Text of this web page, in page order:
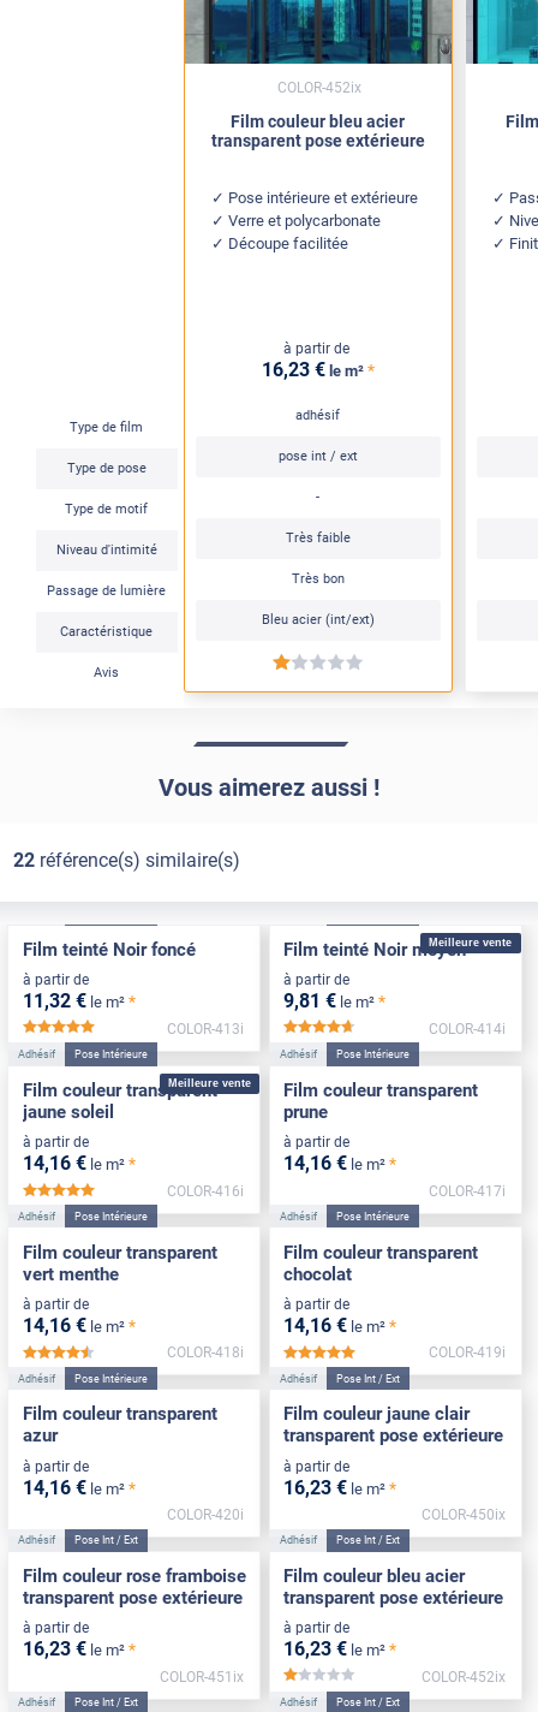
Type de film
Type de pose
Type de motif
Niveau d'intimité
Passage de lumière
Caractéristique
Avis
Film couleur bleu acier
transparent pose extérieure
Pose intérieure et extérieure
Verre et polycarbonate
Découpe facilitée
à partir de
16,23 € le m² *
adhésif
pose int / ext
-
Très faible
Très bon
Bleu acier (int/ext)
*****
COLOR-452ix
Vous aimerez aussi !
22référence(s) similaire(s)
Film teinté Noir foncé
à partir de
11 ,32 € le m² *
*****
COLOR-413i
Meilleure vente
Film teinté Noir moyen
à partir de
9,81 € le m² *
*****
COLOR-414i
Meilleure vente
Adhésif Pose Intérieure
Film couleur transparent
jaune soleil
à partir de
14,16 € le m² *
*****
COLOR-416i
Adhésif Pose Intérieure
Film couleur transparent
prune
à partir de
14,16 € le m² *
COLOR-417i
Adhésif Pose Intérieure
Film couleur transparent
vert menthe
à partir de
14,16 € le m² *
*****
COLOR-418i
Adhésif Pose Intérieure
Film couleur transparent
chocolat
à partir de
14,16 € le m² *
COLOR-419i
Adhésif Pose Intérieure
Film couleur transparent
azur
à partir de
14,16 € le m² *
COLOR-420i
Adhésif Pose Int / Ext
Film couleur jaune clair
transparent pose extérieure
à partir de
16,23 € le m² *
COLOR-450ix
Adhésif Pose Int / Ext
Film couleur rose framboise
transparent pose extérieure
à partir de
16,23 € le m² *
COLOR-451ix
Adhésif Pose Int / Ext
Film couleur bleu acier
transparent pose extérieure
à partir de
16,23 € le m² *
*****
COLOR-452ix
Adhésif Pose Int / Ext Adhésif Pose Int / Ext